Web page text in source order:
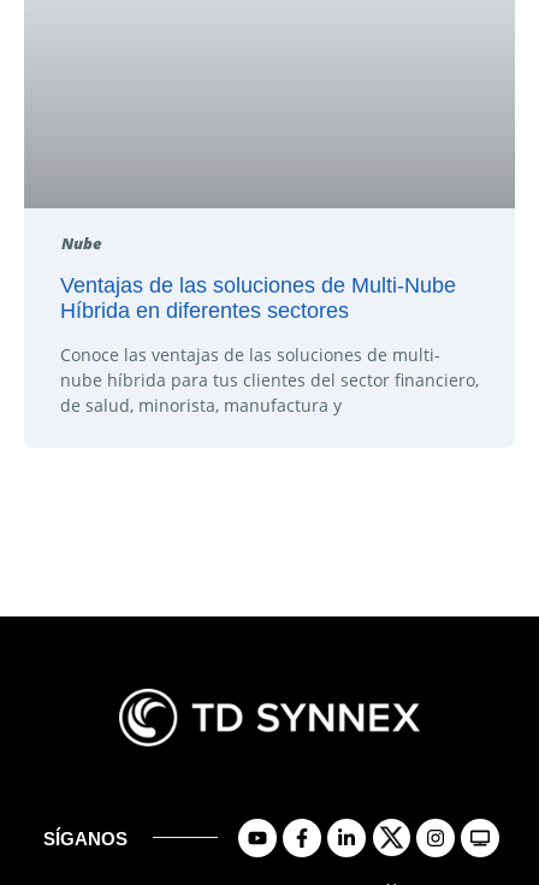
Nube
Ventajas de las soluciones de Multi-Nube
Híbrida en diferentes sectores
Conoce las ventajas de las soluciones de multi-
nube híbrida para tus clientes del sector financiero,
de salud, minorista, manufactura y
SÍGANOS